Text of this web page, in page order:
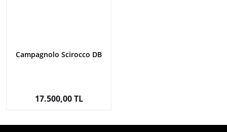
Campagnolo Scirocco DB
17.500,00 TL